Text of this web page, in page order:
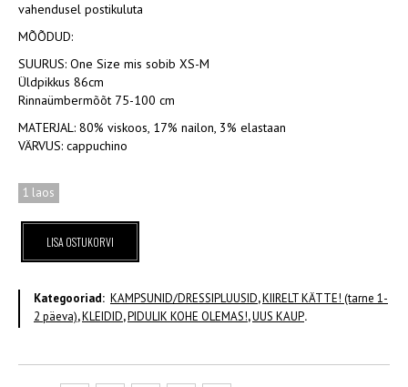
vahendusel postikuluta
MÕÕDUD:
SUURUS: One Size mis sobib XS-M
Üldpikkus 86cm
Rinnaümbermõõt 75-100 cm
MATERJAL: 80% viskoos, 17% nailon, 3% elastaan
VÄRVUS: cappuchino
1 laos
Kampsun-
KOHE
kogus
LISA OSTUKORVI
Kategooriad: KAMPSUNID/DRESSIPLUUSID,KIIRELT KÄTTE! (tarne 1-
2 päeva),KLEIDID,PIDULIK KOHE OLEMAS!,UUS KAUP.